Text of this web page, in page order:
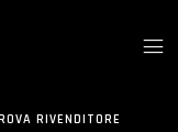
RIVENDITORE